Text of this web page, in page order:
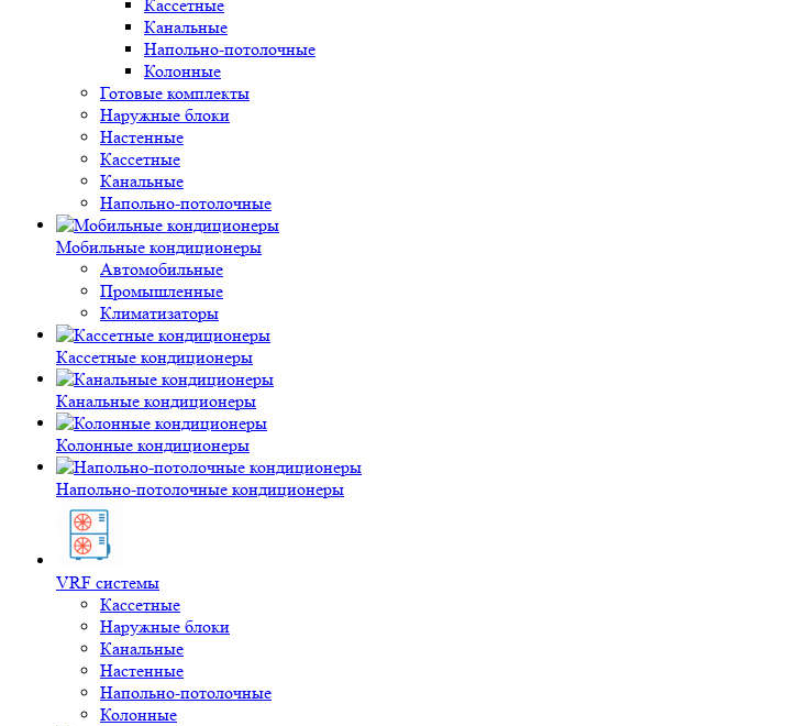
Кассетные
Канальные
Напольно-потолочные
Колонные
Готовые комплекты
Наружные блоки
Настенные
Кассетные
Канальные
Напольно-потолочные
Мобильные кондиционеры
Автомобильные
Промышленные
Климатизаторы
Кассетные кондиционеры
Канальные кондиционеры
Колонные кондиционеры
Напольно-потолочные кондиционеры
VRF системы
Кассетные
Наружные блоки
Канальные
Настенные
Напольно-потолочные
Колонные